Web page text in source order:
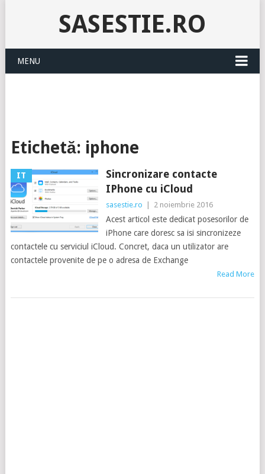
SASESTIE.RO
MENU
Etichetă: iphone
IT
Sincronizare contacte
IPhone cu iCloud
sasestie.ro 2 noiembrie 2016
Acest articol este dedicat posesorilor de
iPhone care doresc sa isi sincronizeze
contactele cu serviciul iCloud. Concret, daca un utilizator are
contactele provenite de pe o adresa de Exchange
Read More